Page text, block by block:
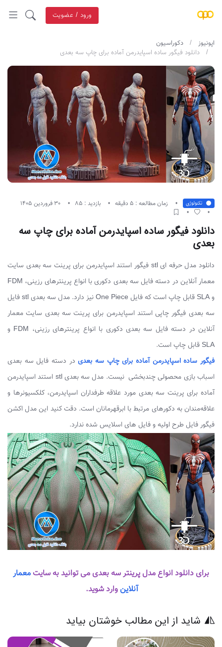
ورود / عضویت
اپونیوز
دکوراسیون
دانلود فیگور ساده اسپایدرمن آماده برای چاپ سه بعدی
تکنولوژی زمان مطالعه : 5 دقیقه بازدید : 85 30 فروردین 1405
دانلود فیگور ساده اسپایدرمن آماده برای چاپ سه
بعدی
دانلود مدل حرفه ای stl فیگور استند اسپایدرمن برای پرینت سه بعدی سایت
معمار آنلاین در دسته فایل سه بعدی دکوری با انواع پرینترهای رزینی، FDM
و SLA قابل چاپ است که فایل One Piece نیز دارد. مدل سه بعدی stl فایل
سه بعدی فیگور چاپی استند اسپایدرمن برای پرینت سه بعدی سایت معمار
آنلاین در دسته فایل سه بعدی دکوری با انواع پرینترهای رزینی، FDM و
SLA قابل چاپ است.
فیگور ساده اسپایدرمن آماده برای چاپ سه بعدیدر دسته فایل سه بعدی
اسباب بازی محصولی چندبخشی نیست. مدل سه بعدی stl استند اسپایدرمن
آماده برای پرینت سه بعدی مورد علاقه طرفداران اسپایدرمن، کلکسیونرها و
علاقه‌مندان به دکورهای مرتبط با ابرقهرمانان است. دقت کنید این مدل اکشن
فیگور فایل طرح اولیه و فایل های اسلایس شده ندارد.
برای دانلود انواع مدل پرینتر سه بعدی می توانید به سایت معمار
آنلاین وارد شوید.
شاید از این مطالب خوشتان بیاید